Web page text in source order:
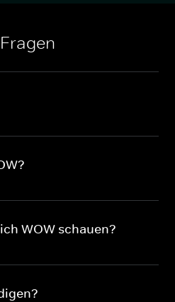
WOW schauen?